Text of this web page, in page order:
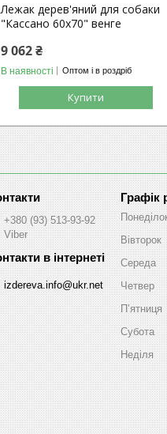
Лежак дерев'яний для собаки
"Кассано 60х70" венге
9 062 ₴
В наявності Оптом і в роздріб
Купити
+380 (93) 513-93-92
Viber
izdereva.info@ukr.net
Графік
Вівторок
Середа
Четвер
Пʼятниця
Субота
Неділя